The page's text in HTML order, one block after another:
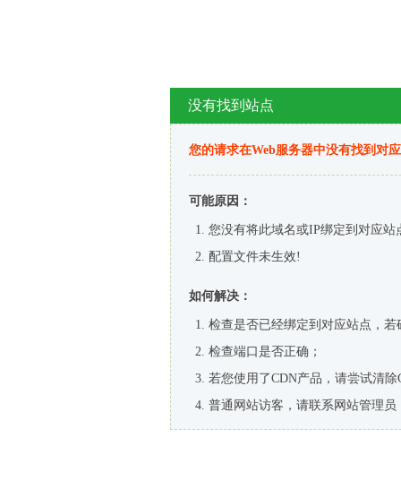
没有找到站点
您的请求在Web服务器中没有找到对
可能原因：
您没有将此域名或IP绑定到对应站
配置文件未生效!
如何解决：
检查是否已经绑定到对应站点，
检查端口是否正确；
若您使用了CDN产品，请尝试清除
普通网站访客，请联系网站管理员